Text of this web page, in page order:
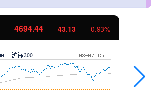
4694.44 43.13 0.93%